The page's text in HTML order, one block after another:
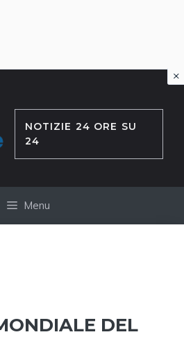
NOTIZIE 24 ORE SU
24
Menu
DEL
×